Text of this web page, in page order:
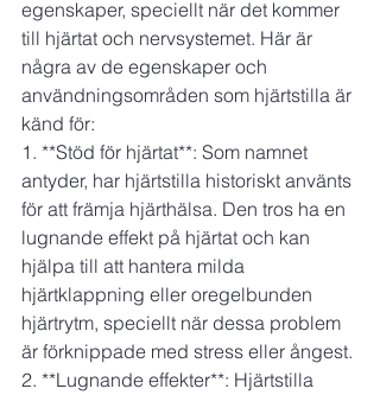
egenskaper, speciellt när det kommer
till hjärtat och nervsystemet. Här är
några av de egenskaper och
användningsområden som hjärtstilla är
känd för:
1. **Stöd för hjärtat**: Som namnet
antyder, har hjärtstilla historiskt använts
för att främja hjärthälsa. Den tros ha en
lugnande effekt på hjärtat och kan
hjälpa till att hantera milda
hjärtklappning eller oregelbunden
hjärtrytm, speciellt när dessa problem
är förknippade med stress eller ångest.
2. **Lugnande effekter**: Hjärtstilla